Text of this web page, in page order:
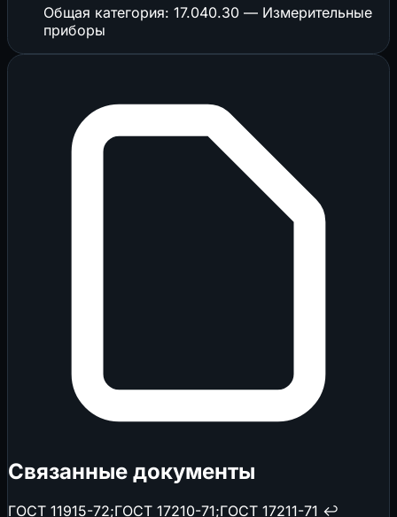
Общая категория: 17.040.30 — Измерительные
приборы
Связанные документы
ГОСТ 11915-72;ГОСТ 17210-71;ГОСТ 17211-71 ↩️